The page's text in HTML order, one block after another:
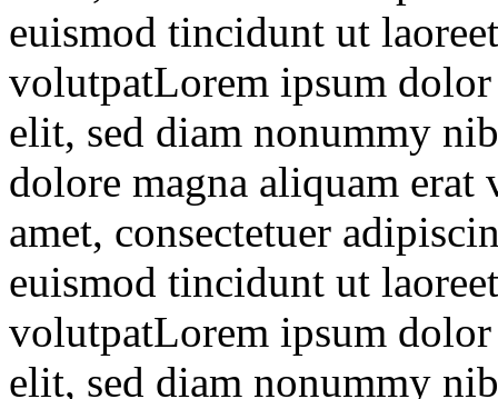
euismod tincidunt ut
volutpatLorem ipsum
elit, sed diam nonummy
dolore magna aliquam
amet, consectetuer
euismod tincidunt ut
volutpatLorem ipsum
elit, sed diam nonummy